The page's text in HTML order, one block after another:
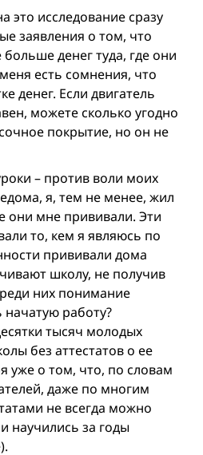
это исследование сразу
заявления о том, что
денег туда, где они
есть сомнения, что
денег. Если двигатель
можете сколько угодно
покрытие, но он не
– против воли моих
я, тем не менее, жил
они мне прививали. Эти
то, кем я являюсь по
прививали дома
школу, не получив
них понимание
работу?
тысяч молодых
без аттестатов о ее
уже о том, что, по словам
даже по многим
не всегда можно
научились за годы